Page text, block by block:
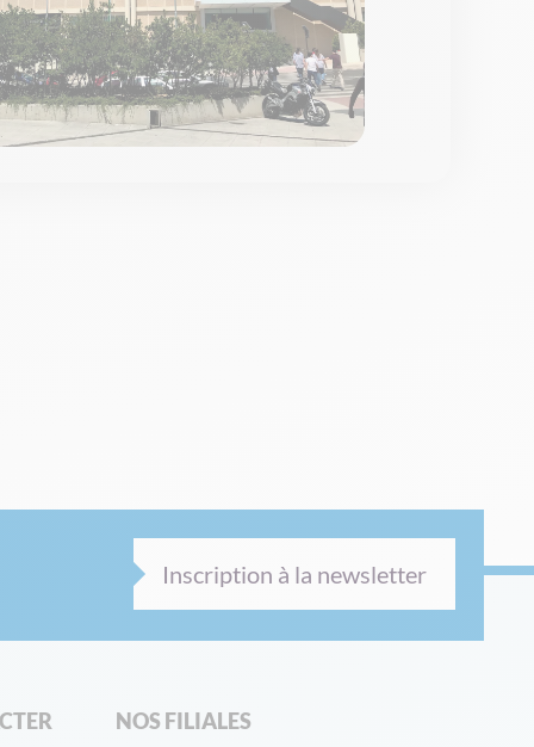
Inscription à la newsletter
NOS FILIALES